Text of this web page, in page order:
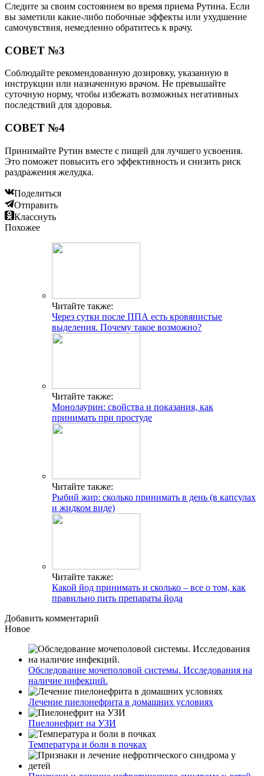
Следите за своим состоянием во время приема Рутина. Если
вы заметили какие-либо побочные эффекты или ухудшение
самочувствия, немедленно обратитесь к врачу.
СОВЕТ №3
Соблюдайте рекомендованную дозировку, указанную в
инструкции или назначенную врачом. Не превышайте
суточную норму, чтобы избежать возможных негативных
последствий для здоровья.
СОВЕТ №4
Принимайте Рутин вместе с пищей для лучшего усвоения.
Это поможет повысить его эффективность и снизить риск
раздражения желудка.
Поделиться
Отправить
Класснуть
Похожее
Читайте также:
Через сутки после ППА есть кровянистые
выделения. Почему такое возможно?
Читайте также:
Монолаурин: свойства и показания, как
принимать при простуде
Читайте также:
Рыбий жир: сколько принимать в день (в капсулах
и жидком виде)
Читайте также:
Какой йод принимать и сколько – все о том, как
правильно пить препараты йода
Добавить комментарий
Новое
Обследование мочеполовой системы. Исследования на
наличие инфекций.
Лечение пиелонефрита в домашних условиях
Пиелонефрит на УЗИ
Температура и боли в почках